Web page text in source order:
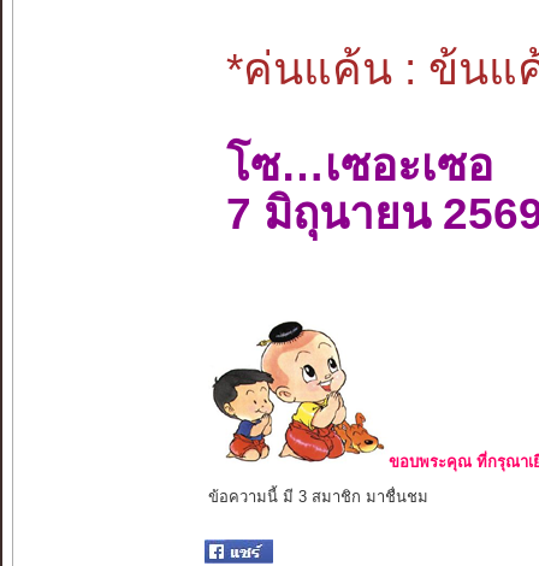
*ค่นแค้น : ข้นแ
โซ…เซอะเซอ
7 มิถุนายน
ขอบพระคุณ ที่กรุณาเ
ข้อความนี้ มี 3 สมาชิก มาชื่นชม